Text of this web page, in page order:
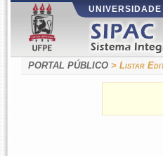
PORTAL PÚBLICO > Listar